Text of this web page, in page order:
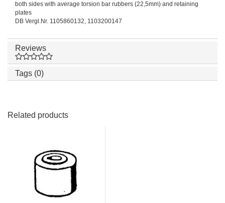
both sides with average torsion bar rubbers (22,5mm) and retaining
plates
DB Vergl.Nr. 1105860132, 1103200147
Reviews
Tags (0)
Related products